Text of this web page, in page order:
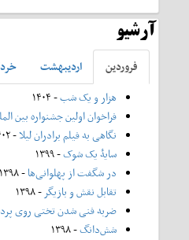
آرشیو
فروردين ارديبهشت
هزار و یک شب- ۱۴۰۴
فراخوان اولین جشنواره بین
نگاهی به فیلم برادران لیلا- ۱۴۰۲
سایۀ یک شوک- ۱۳۹۹
در شگفت از پهلوانی‌ها- ۱۳۹۸
تقابل نقش و بازیگر - ۱۳۹۸
ضربه فنی شدن تختی روی
شش‌دانگ- ۱۳۹۸